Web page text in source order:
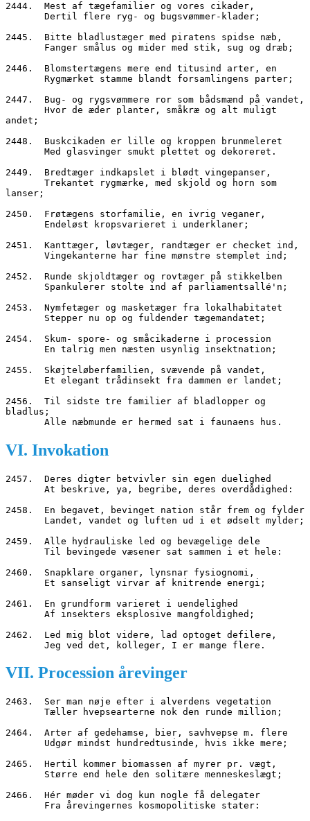
2444.  Mest af tægefamilier og vores cikader,
       Dertil flere ryg- og bugsvømmer-klader;
2445.  Bitte bladlustæger med piratens spidse næb,
       Fanger smålus og mider med stik, sug og dræb;
2446.  Blomstertægens mere end titusind arter, en
       Rygmærket stamme blandt forsamlingens parter;
2447.  Bug- og rygsvømmere ror som bådsmænd på vandet,
andet;
2448.  Buskcikaden er lille og kroppen brunmeleret
       Med glasvinger smukt plettet og dekoreret.
2449.  Bredtæger indkapslet i blødt vingepanser,
lanser;
2450.  Frøtægens storfamilie, en ivrig veganer,
       Endeløst kropsvarieret i underklaner;
2451.  Kanttæger, løvtæger, randtæger er checket ind,
       Vingekanterne har fine mønstre stemplet ind;
2452.  Runde skjoldtæger og rovtæger på stikkelben
       Spankulerer stolte ind af parliamentsallé'n;
2453.  Nymfetæger og masketæger fra lokalhabitatet
       Stepper nu op og fuldender tægemandatet;
2454.  Skum- spore- og småcikaderne i procession
       En talrig men næsten usynlig insektnation;
2455.  Skøjteløberfamilien, svævende på vandet,
       Et elegant trådinsekt fra dammen er landet;
2456.  Til sidste tre familier af bladlopper og
bladlus;
       Alle næbmunde er hermed sat i faunaens hus.
VI. Invokation
2457.  Deres digter betvivler sin egen duelighed
       At beskrive, ya, begribe, deres overdådighed:
2458.  En begavet, bevinget nation står frem og fylder
       Landet, vandet og luften ud i et ødselt mylder;
2459.  Alle hydrauliske led og bevægelige dele
       Til bevingede væsener sat sammen i et hele:
2460.  Snapklare organer, lynsnar fysiognomi,
       Et sanseligt virvar af knitrende energi;
2461.  En grundform varieret i uendelighed
       Af insekters eksplosive mangfoldighed;
2462.  Led mig blot videre, lad optoget defilere,
       Jeg ved det, kolleger, I er mange flere.
VII. Procession årevinger
2463.  Ser man nøje efter i alverdens vegetation
       Tæller hvepsearterne nok den runde million;
2464.  Arter af gedehamse, bier, savhvepse m. flere
       Udgør mindst hundredtusinde, hvis ikke mere;
2465.  Hertil kommer biomassen af myrer pr. vægt,
       Større end hele den solitære menneskeslægt;
2466.  Hér møder vi dog kun nogle få delegater
       Fra årevingernes kosmopolitiske stater: